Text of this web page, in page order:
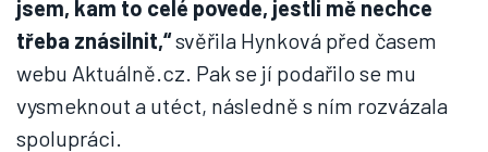
jsem, kam to celé povede, jestli mě nechce
třeba znásilnit,“svěřila Hynková před časem
webu Aktuálně.cz. Pak se jí podařilo se mu
vysmeknout a utéct, následně s ním rozvázala
spolupráci.